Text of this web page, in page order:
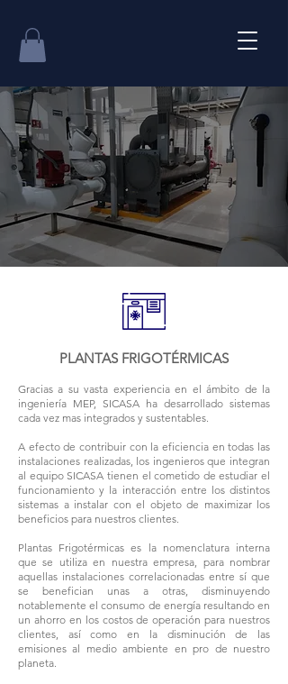
PLANTAS FRIGOTÉRMICAS
Gracias a su vasta experiencia en el ámbito de la
ingeniería MEP, SICASA ha desarrollado sistemas
cada vez mas integrados y sustentables.
A efecto de contribuir con la eficiencia en todas las
instalaciones realizadas, los ingenieros que integran
al equipo SICASA tienen el cometido de estudiar el
funcionamiento y la interacción entre los distintos
sistemas a instalar con el objeto de maximizar los
beneficios para nuestros clientes.
Plantas Frigotérmicas es la nomenclatura interna
que se utiliza en nuestra empresa, para nombrar
aquellas instalaciones correlacionadas entre sí que
se benefician unas a otras, disminuyendo
notablemente el consumo de energía resultando en
un ahorro en los costos de operación para nuestros
clientes, así como en la disminución de las
emisiones al medio ambiente en pro de nuestro
planeta.